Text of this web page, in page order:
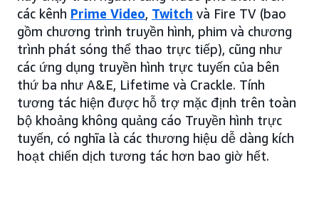
các kênh Prime Video, Twitch và Fire TV (bao
gồm chương trình truyền hình, phim và chương
trình phát sóng thể thao trực tiếp), cũng như
các ứng dụng truyền hình trực tuyến của bên
thứ ba như A&E, Lifetime và Crackle. Tính
tương tác hiện được hỗ trợ mặc định trên toàn
bộ khoảng không quảng cáo Truyền hình trực
tuyến, có nghĩa là các thương hiệu dễ dàng kích
hoạt chiến dịch tương tác hơn bao giờ hết.